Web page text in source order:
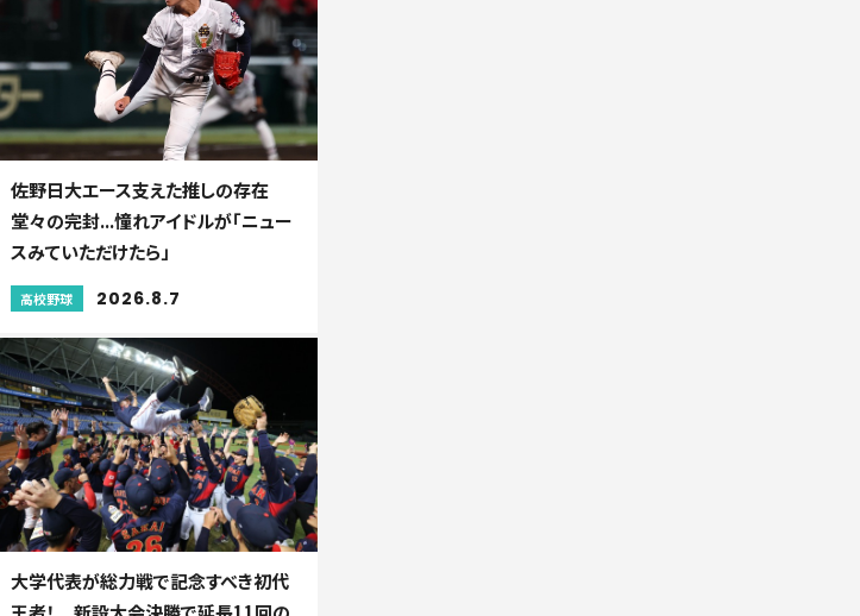
佐野日大エース支えた推しの存在
堂々の完封...憧れアイドルが「ニュー
スみていただけたら」
高校野球 2026.8.7
大学代表が総力戦で記念すべき初代